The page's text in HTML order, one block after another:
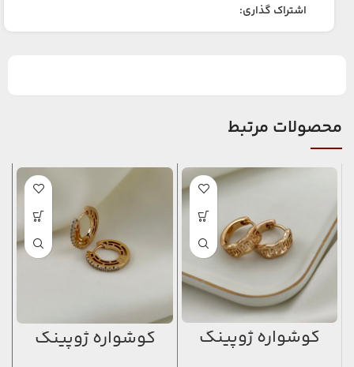
اشتراک گذاری:
محصولات مرتبط
گوشواره ژوپینگ گوشواره ژوپینگ